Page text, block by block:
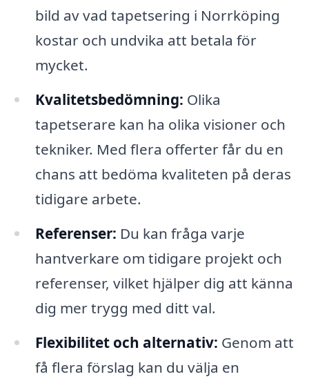
bild av vad tapetsering i Norrköping
kostar och undvika att betala för
mycket.
Kvalitetsbedömning: Olika
tapetserare kan ha olika visioner och
tekniker. Med flera offerter får du en
chans att bedöma kvaliteten på deras
tidigare arbete.
Referenser: Du kan fråga varje
hantverkare om tidigare projekt och
referenser, vilket hjälper dig att känna
dig mer trygg med ditt val.
Flexibilitet och alternativ: Genom att
få flera förslag kan du välja en